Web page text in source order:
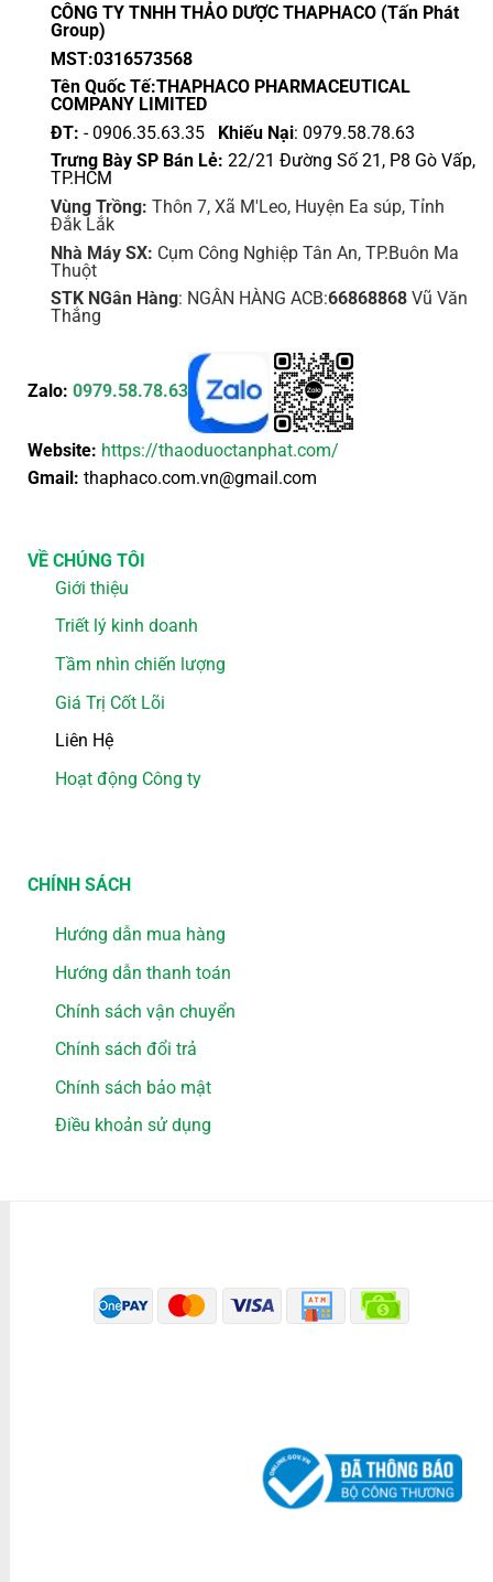
chọn
trang
sản
phẩm
CÔNG TY TNHH THẢO DƯỢC THAPHACO (Tấn Phát
Group)
MST:0316573568
Tên Quốc Tế:THAPHACO PHARMACEUTICAL
COMPANY LIMITED
ĐT: - 0906.35.63.35 Khiếu Nại: 0979.58.78.63
Trưng Bày SP Bán Lẻ: 22/21 Đường Số 21, P8 Gò Vấp,
TP.HCM
Vùng Trồng: Thôn 7, Xã M'Leo, Huyện Ea súp, Tỉnh
Đắk Lắk
Nhà Máy SX: Cụm Công Nghiệp Tân An, TP.Buôn Ma
Thuột
STK NGân Hàng: NGÂN HÀNG ACB:66868868Vũ Văn
Thắng
Zalo: 0979.58.78.63
Website: https://thaoduoctanphat.com/
Gmail: thaphaco.com.vn@gmail.com
VỀ CHÚNG TÔI
Giới thiệu
Triết lý kinh doanh
Tầm nhìn chiến lượng
Giá Trị Cốt Lõi
Liên Hệ
Hoạt động Công ty
CHÍNH SÁCH
Hướng dẫn mua hàng
Hướng dẫn thanh toán
Chính sách vận chuyển
Chính sách đổi trả
Chính sách bảo mật
Điều khoản sử dụng